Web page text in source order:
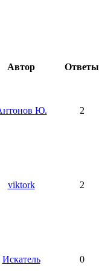
Автор Ответы
Ю. 2
viktork 2
Искатель 0